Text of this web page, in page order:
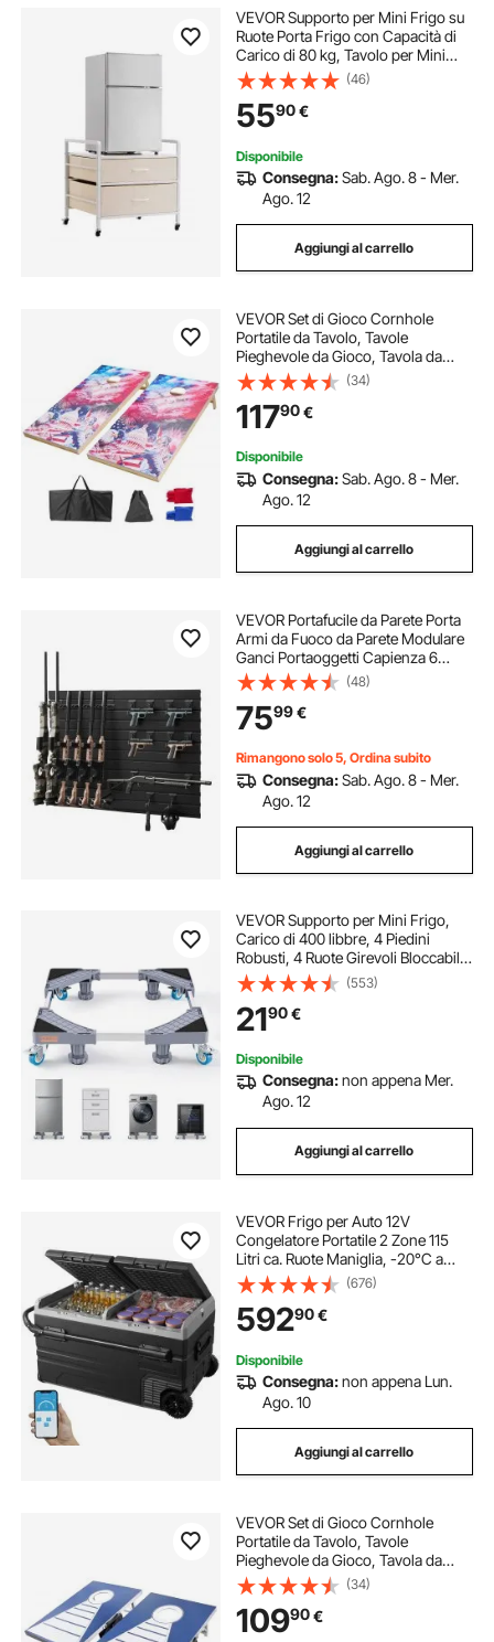
VEVOR Supporto per Mini Frigo su
Ruote Porta Frigo con Capacità di
Carico di 80 kg, Tavolo per Mini
Frigo con 2 Cassetti e 4 Ruote
Girevoli, Ripiano Mobile per Frigo
per Dormitorio Ufficio Bianco
(46)
5590€
Disponibile
Consegna:Sab. Ago. 8 - Mer.
Ago. 12
Aggiungi al carrello
VEVOR Set di Gioco Cornhole
Portatile da Tavolo, Tavole
Pieghevole da Gioco, Tavola da
Lancio Portatile in Legno Massello,
Gioco Cornhole con 8 Sacchetti
Fagioli e Borsa, 1255 x 600 x 302
mm
(34)
11790€
Disponibile
Consegna:Sab. Ago. 8 - Mer.
Ago. 12
Aggiungi al carrello
VEVOR Portafucile da Parete Porta
Armi da Fuoco da Parete Modulare
Ganci Portaoggetti Capienza 6
Fucili da Caccia Attrezzatura da Tiro
Pannello Portafucili Verticale da
Muro Garage Negozio Sala Giochi
(48)
7599€
Rimangono solo 5, Ordina subito
Consegna:Sab. Ago. 8 - Mer.
Ago. 12
Aggiungi al carrello
VEVOR Supporto per Mini Frigo,
Carico di 400 libbre, 4 Piedini
Robusti, 4 Ruote Girevoli Bloccabili,
Piedistallo per Lavatrice e
Asciugatrice, Base Regolabile
Multifunzionale per Lavatrice e
Frigorife
(553)
2190€
Disponibile
Consegna:non appena Mer.
Ago. 12
Aggiungi al carrello
VEVOR Frigo per Auto 12V
Congelatore Portatile 2 Zone 115
Litri ca. Ruote Maniglia, -20°C a
20°C, Dispositivo di
Raffreddamento a Compressore
12/24V DC / 100-240V AC Esterno,
Campeggio, Viaggi
(676)
59290€
Disponibile
Consegna:non appena Lun.
Ago. 10
Aggiungi al carrello
VEVOR Set di Gioco Cornhole
Portatile da Tavolo, Tavole
Pieghevole da Gioco, Tavola da
Lancio Portatile in Alluminio, Gioco
Cornhole per Adulti, 8 Sacchetti di
Fagioli, 915 x 610 x 255 mm
(34)
10990€